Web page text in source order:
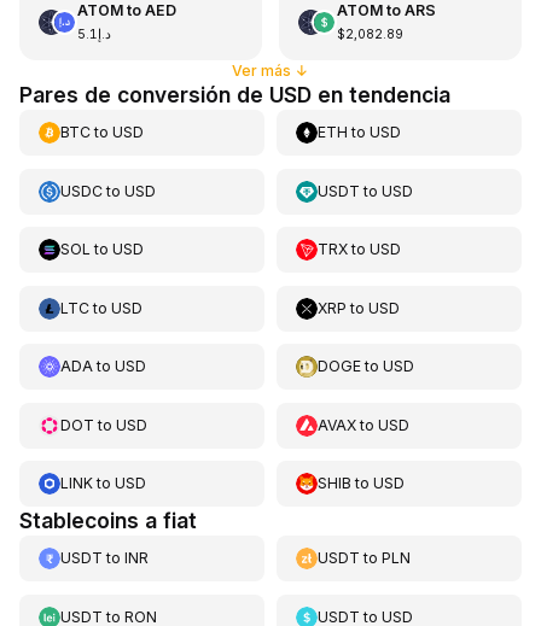
ATOMto AED
د.إ5.1
ATOMto ARS
$2,082.89
Ver más ↓
Pares de conversión de USD en tendencia
BTCto USD ETH toUSD
USDCto USD USDT toUSD
SOL to USD TRXtoUSD
LTCto USD XRP toUSD
ADAto USD DOGEtoUSD
DOT to USD AVAXtoUSD
LINKto USD SHIB toUSD
Stablecoins a fiat
USDT to INR USDT toPLN
USDT to RON USDT toUSD